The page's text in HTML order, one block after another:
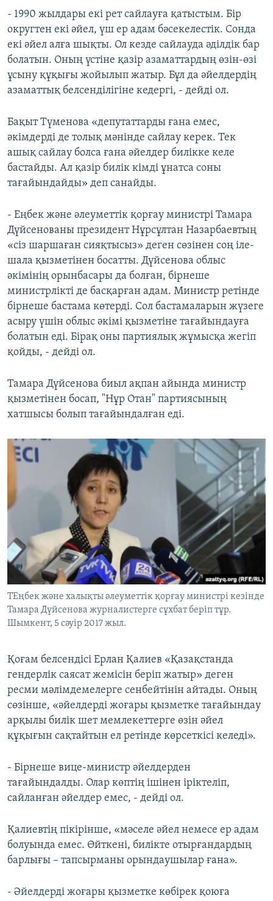
- 1990 жылдары екі рет сайлауға қатыстым. Бір
округтен екі әйел, үш ер адам бәсекелестік. Сонда
екі әйел алға шықты. Ол кезде сайлауда әділдік бар
болатын. Оның үстіне қазір азаматтардың өзін-өзі
ұсыну құқығы жойылып жатыр. Бұл да әйелдердің
азаматтық белсенділігіне кедергі, - дейді ол.
Бақыт Түменова «депутаттарды ғана емес,
әкімдерді де толық мәнінде сайлау керек. Тек
ашық сайлау болса ғана әйелдер билікке келе
бастайды. Ал қазір билік кімді ұнатса соны
тағайындайды» деп санайды.
- Еңбек және әлеуметтік қорғау министрі Тамара
Дүйсенованы президент Нұрсұлтан Назарбаевтың
«сіз шаршаған сияқтысыз» деген сөзінен соң іле-
шала қызметінен босатты. Дүйсенова облыс
әкімінің орынбасары да болған, бірнеше
министрлікті де басқарған адам. Министр ретінде
бірнеше бастама көтерді. Сол бастамаларын жүзеге
асыру үшін облыс әкімі қызметіне тағайындауға
болатын еді. Бірақ оны партиялық жұмысқа жегіп
қойды, - дейді ол.
Тамара Дүйсенова биыл ақпан айында министр
қызметінен босап, "Нұр Отан" партиясының
хатшысы болып тағайындалған еді.
ТЕңбек және халықты әлеуметтік қорғау министрі кезінде
Тамара Дүйсенова журналистерге сұхбат беріп тұр.
Шымкент, 5 сәуір 2017 жыл.
Қоғам белсендісі Ерлан Қалиев «Қазақстанда
гендерлік саясат жемісін беріп жатыр» деген
ресми мәлімдемелерге сенбейтінін айтады. Оның
сөзінше, «әйелдерді жоғары қызметке тағайындау
арқылы билік шет мемлекеттерге өзін әйел
құқығын сақтайтын ел ретінде көрсеткісі келеді».
- Бірнеше вице-министр әйелдерден
тағайындалды. Олар көптің ішінен іріктеліп,
сайланған әйелдер емес, - дейді ол.
Қалиевтің пікірінше, «мәселе әйел немесе ер адам
болуында емес. Өйткені, билікте отырғандардың
барлығы – тапсырманы орындаушылар ғана».
- Әйелдерді жоғары қызметке көбірек қоюға